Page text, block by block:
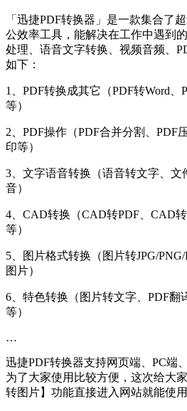
「迅捷PDF转换器」是一款集合了
公效率工具，能解决在工作中遇到
处理、语音文字转换、视频音频、
如下：
1、PDF转换成其它（PDF转Word、
等）
2、PDF操作（PDF合并分割、PDF
印等）
3、文字语音转换（语音转文字、
音）
4、CAD转换（CAD转PDF、CAD
等）
5、图片格式转换（图片转JPG/
图片）
6、特色转换（图片转文字、PDF翻
等）
…
迅捷PDF转换器支持网页端、PC端
为了大家使用比较方便，这次给大
转图片】功能直接进入网站就能使用